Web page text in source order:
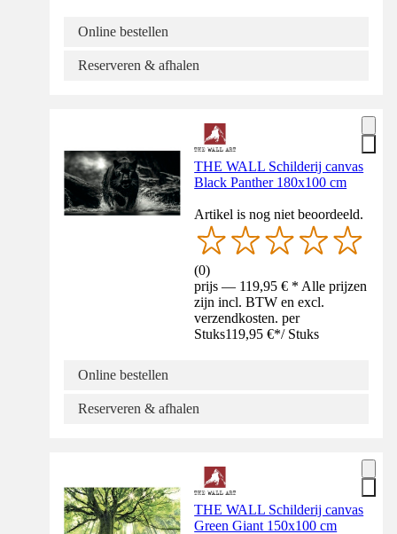
Online bestellen
Reserveren & afhalen
THE WALL Schilderij canvas
Black Panther 180x100 cm
Artikel is nog niet beoordeeld.
(0)
prijs — 119,95 € * Alle prijzen
zijn incl. BTW en excl.
verzendkosten. per
Stuks119,95 €*/ Stuks
Online bestellen
Reserveren & afhalen
THE WALL Schilderij canvas
Green Giant 150x100 cm